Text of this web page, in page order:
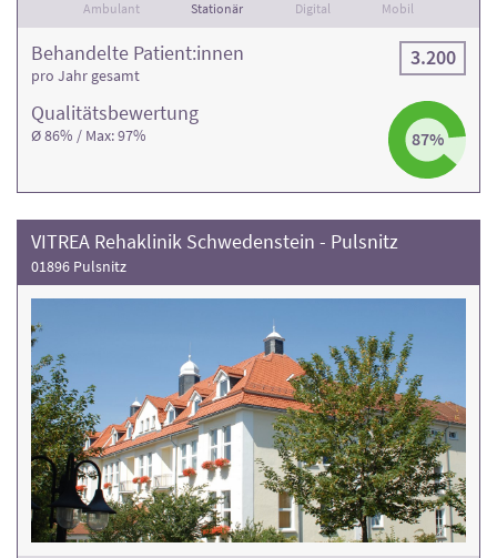
Ambulant Stationär Digital Mobil
Qualitäts­bewertung
Ø 86% / Max: 97% 87%
Behandelte Patient:innen
pro Jahr gesamt
3.200
VITREA Rehaklinik Schwedenstein - Pulsnitz
01896 Pulsnitz